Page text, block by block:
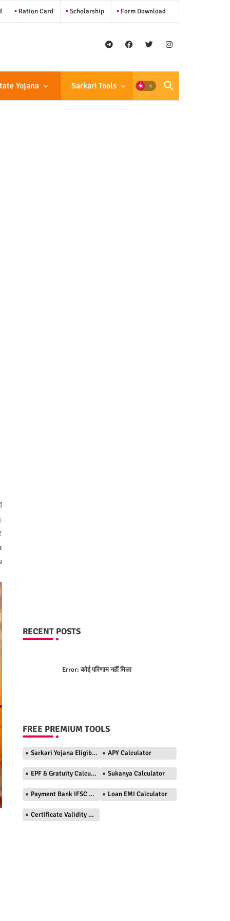
Ration Card Scholarship Form Download
Yojana Sarkari Tools
RECENT POSTS
Error:कोई परिणाम नहीं मिला
FREE PREMIUM TOOLS
Sarkari Yojana Eligibility Checker APY Calculator
EPF & Gratuity Calculator Sukanya Calculator
Payment Bank IFSC Finder Loan EMI Calculator
Certificate Validity Checker